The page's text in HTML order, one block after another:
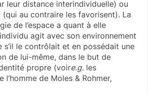
leur distance interindividuelle) ou
au contraire les favorisent). La
de l’espace a quant à elle
agit avec son environnement
s’il le contrôlait et en possédait une
de lui-même, dans le but de
propre (voire.g. les
l’homme de Moles & Rohmer,